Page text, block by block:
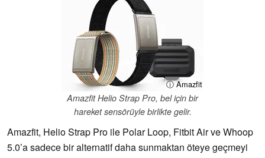
ⓘ Amazfit
Amazfit Helio Strap Pro, bel için bir
hareket sensörüyle birlikte gelir.
Amazfit, Helio Strap Pro ile Polar Loop, Fitbit Air ve Whoop
5.0’a sadece bir alternatif daha sunmaktan öteye geçmeyi